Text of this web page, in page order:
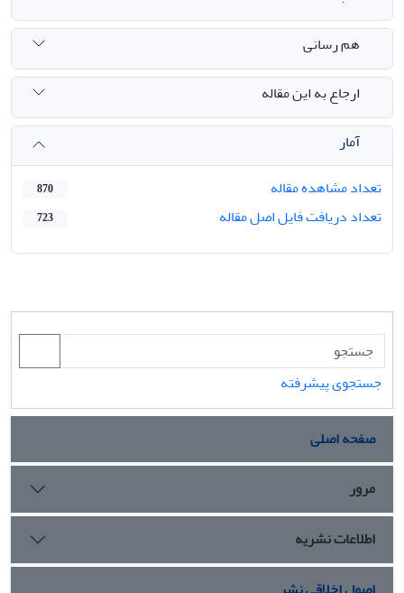
هم رسانی
ارجاع به این مقاله
آمار
تعداد مشاهده مقاله
870
تعداد دریافت فایل اصل مقاله 723
جستجوی پیشرفته
صفحه اصلی
مرور
اطلاعات نشریه